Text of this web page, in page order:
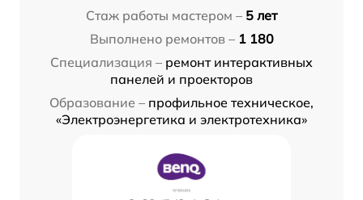
Стаж работы мастером – 5 лет
Выполнено ремонтов – 1 180
Специализация – ремонт интерактивных
панелей и проекторов
Образование – профильное техническое,
«Электроэнергетика и электротехника»